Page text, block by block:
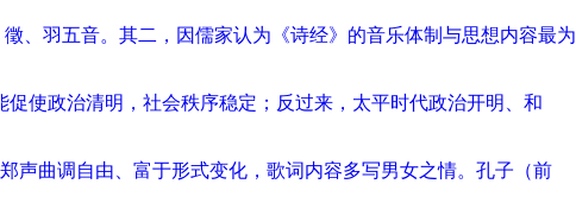
、羽五音。其二，因儒家认为《诗经》的音乐体制与思想内容最为
使政治清明，社会秩序稳定；反过来，太平时代政治开明、和
声曲调自由、富于形式变化，歌词内容多写男女之情。孔子（前